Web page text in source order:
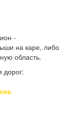
-
на каре, либо
область.
дорог: